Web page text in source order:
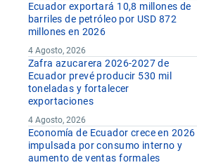
Ecuador exportará 10,8 millones de
barriles de petróleo por USD 872
millones en 2026
4 Agosto, 2026
Zafra azucarera 2026-2027 de
Ecuador prevé producir 530 mil
toneladas y fortalecer
exportaciones
4 Agosto, 2026
Economía de Ecuador crece en 2026
impulsada por consumo interno y
aumento de ventas formales